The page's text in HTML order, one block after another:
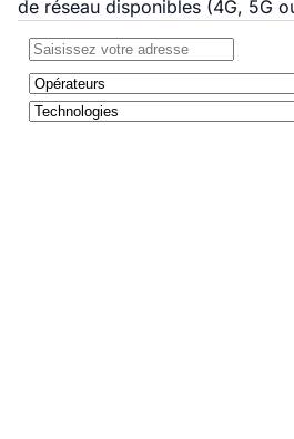
de réseau disponibles (4G, 5G